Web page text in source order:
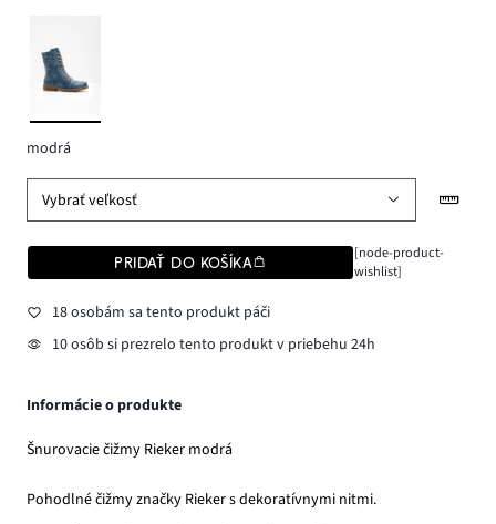
modrá
Vybrať veľkosť
PRIDAŤ DO KOŠÍKA
[node-product-
wishlist]
18 osobám sa tento produkt páči
10 osôb si prezrelo tento produkt v priebehu 24h
Informácie o produkte
Šnurovacie čižmy Rieker modrá
Pohodlné čižmy značky Rieker s dekoratívnymi nitmi.